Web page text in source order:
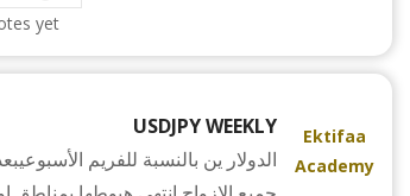
yet
Ektifaa
Academy
USDJPY WEEKLY
الدولار ين بالنسبة للفريم